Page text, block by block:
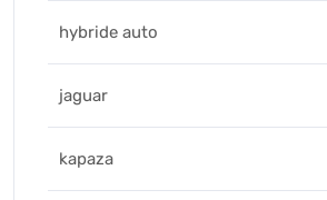
hybride auto
jaguar
kapaza